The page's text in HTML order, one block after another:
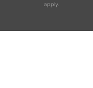
apply.